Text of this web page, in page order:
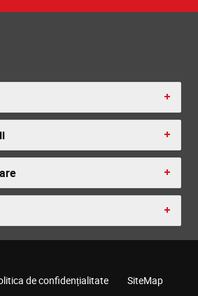
de confidențialitate SiteMap